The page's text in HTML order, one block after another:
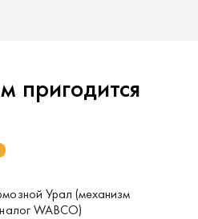
пригодится
Урал (механизм
WABCO)